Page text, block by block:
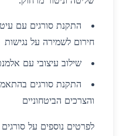
התקנת סורגים עם
חירום לשמירה על נגישות
שילוב עיצובי עם
התקנת סורגים
והצרכים הביטחוניים
לפרטים נוספים על